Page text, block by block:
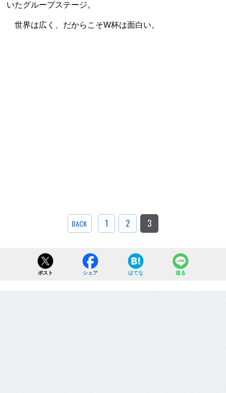
いたグループステージ。
世界は広く、だからこそW杯は面白い。
BACK 1 2 3
ポスト シェア はてな 送る